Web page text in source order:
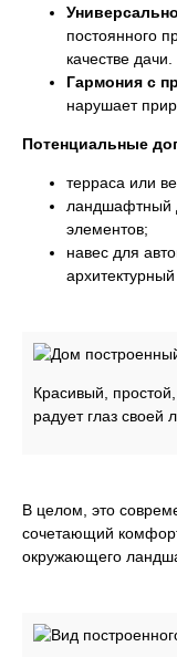
постоянного
качестве дачи.
Гармония с
нарушает
Потенциальные
терраса или
ландшафтный
элементов;
навес для
архитектурный
Красивый,
радует глаз своей
В целом, это
сочетающий
окружающего